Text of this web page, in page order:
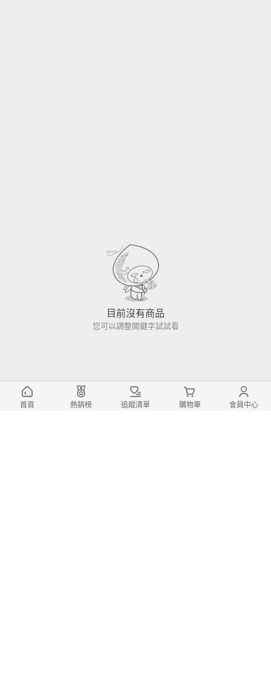
目前沒有商品
您可以調整關鍵字試試看
首頁 熱銷榜 追蹤清單 購物車 會員中心